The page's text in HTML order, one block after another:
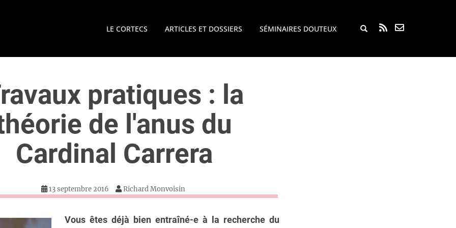
LE CORTECS ARTICLES ET DOSSIERS SÉMINAIRES DOUTEUX Rechercher...
pratiques : la
de l'anus du
Cardinal Carrera
13 septembre 2016 Richard Monvoisin
Vous êtes déjà bien entraîné-e à la recherche du